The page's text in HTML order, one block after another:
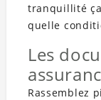
tranquillité ça
quelle
Les
Rassemblez